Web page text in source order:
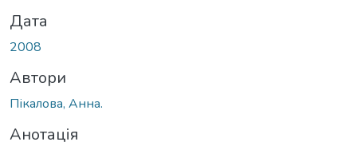
Дата
2008
Автори
Пікалова, Анна.
Анотація